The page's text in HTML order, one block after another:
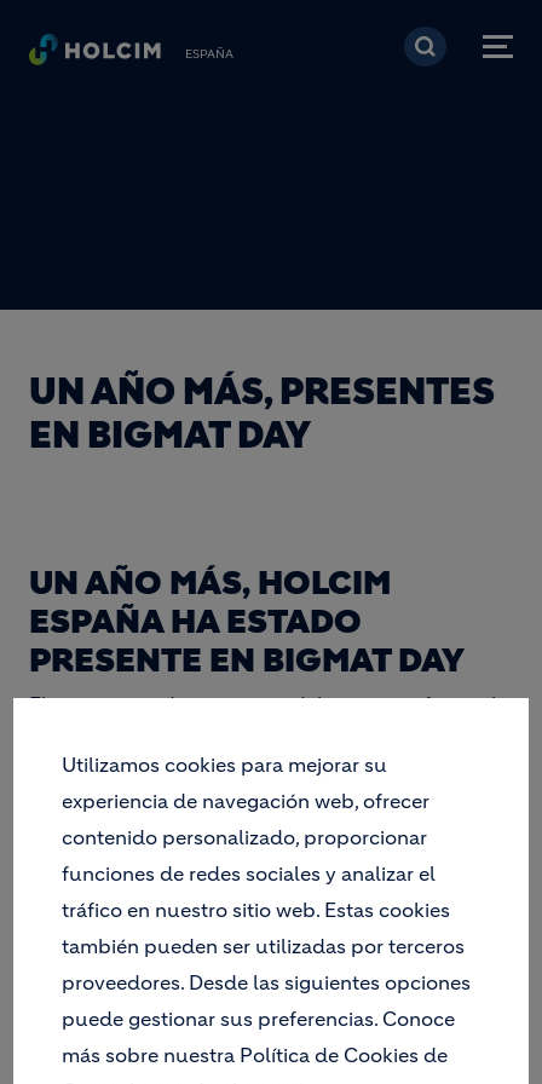
Pasar al contenido
ESPAÑA
UN AÑO MÁS, PRESENTES
EN BIGMAT DAY
UN AÑO MÁS, HOLCIM
ESPAÑA HA ESTADO
PRESENTE EN BIGMAT DAY
El gran punto de encuentro del sector profesional
BigMat Day 2026
138 proveedores estratégicos y a más de 1.000
puntos de venta(de todas las enseñas del Grupo:
BigMat, MasObra, Divendi y Casa y Baño) en un
entorno diseñado para compartir innovación,
por supuesto, impulsar nuevas oportunidades de
negocio, esta vez en Feria Valencia.
Nuestra presencia en la feria
Utilizamos cookies para mejorar su
experiencia de navegación web, ofrecer
contenido personalizado, proporcionar
funciones de redes sociales y analizar el
tráfico en nuestro sitio web. Estas cookies
también pueden ser utilizadas por terceros
proveedores. Desde las siguientes opciones
puede gestionar sus preferencias. Conoce
más sobre nuestra Política de Cookies de